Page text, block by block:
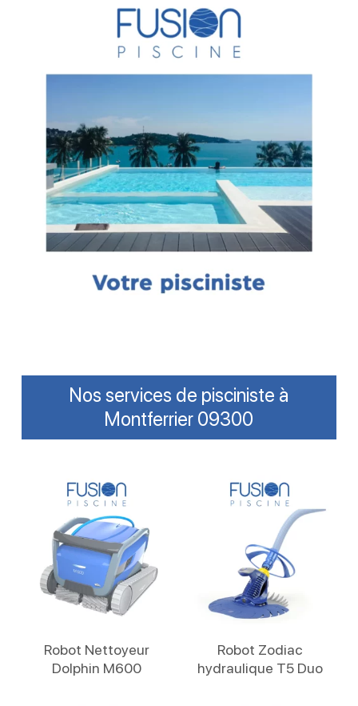
Nos services de pisciniste à
Montferrier 09300
Robot Nettoyeur
Dolphin M600
Robot Zodiac
hydraulique T5 Duo